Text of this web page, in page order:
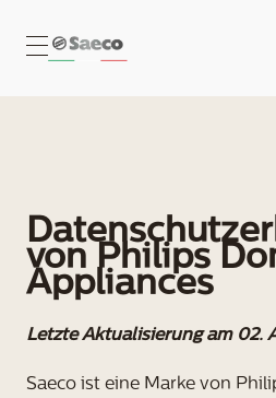
von Philips
Appliances
Letzte Aktualisierung am 02.
Saeco ist eine Marke von